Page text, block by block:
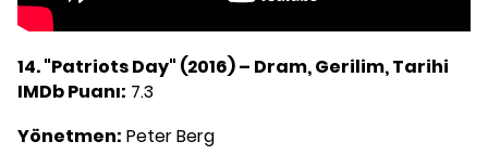
14. "Patriots Day" (2016) – Dram, Gerilim, Tarihi
IMDb Puanı: 7.3
Yönetmen: Peter Berg